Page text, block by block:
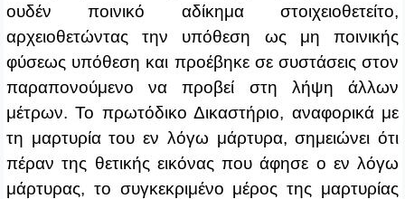
ουδέν ποινικό αδίκημα στοιχειοθετείτο,
αρχειοθετώντας την υπόθεση ως μη ποινικής
φύσεως υπόθεση και προέβηκε σε συστάσεις στον
παραπονούμενο να προβεί στη λήψη άλλων
μέτρων. Το πρωτόδικο Δικαστήριο, αναφορικά με
τη μαρτυρία του εν λόγω μάρτυρα, σημειώνει ότι
πέραν της θετικής εικόνας που άφησε ο εν λόγω
μάρτυρας, το συγκεκριμένο μέρος της μαρτυρίας